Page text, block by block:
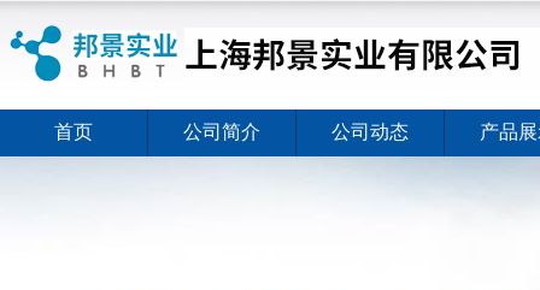
首页 公司简介 公司动态 产品